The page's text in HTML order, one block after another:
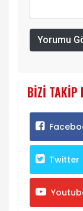
Yorumu
BIZI TAKIP
Twitter